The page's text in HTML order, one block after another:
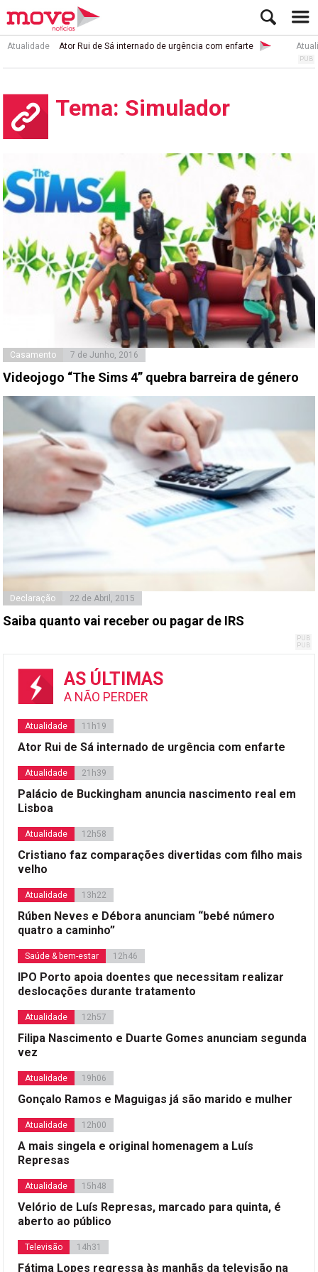
Atualidade Ator Rui de Sá internado de urgência com enfarte
Tema: Simulador
Casamento 7 de Junho, 2016
Videojogo “The Sims 4” quebra barreira de género
Declaração 22 de Abril, 2015
Saiba quanto vai receber ou pagar de IRS
AS ÚLTIMAS
A NÃO PERDER
Atualidade 11h19
Ator Rui de Sá internado de urgência com enfarte
Atualidade 21h39
Palácio de Buckingham anuncia nascimento real em
Lisboa
Atualidade 12h58
Cristiano faz comparações divertidas com filho mais
velho
Atualidade 13h22
Rúben Neves e Débora anunciam “bebé número
quatro a caminho”
Saúde & bem-estar 12h46
IPO Porto apoia doentes que necessitam realizar
deslocações durante tratamento
Atualidade 12h57
Filipa Nascimento e Duarte Gomes anunciam segunda
vez
Atualidade 19h06
Gonçalo Ramos e Maguigas já são marido e mulher
Atualidade 12h00
A mais singela e original homenagem a Luís
Represas
Atualidade 15h48
Velório de Luís Represas, marcado para quinta, é
aberto ao público
Televisão 14h31
Fátima Lopes regressa às manhãs da televisão na